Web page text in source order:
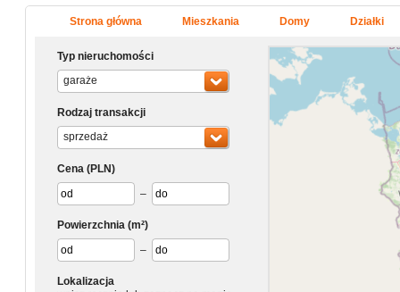
Strona główna Mieszkania Domy Działki
Typ nieruchomości
garaże
Rodzaj transakcji
sprzedaż
Cena (PLN)
–
Powierzchnia (m²)
–
Lokalizacja